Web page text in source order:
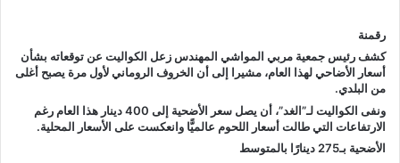
رقمنة
كشف رئيس جمعية مربي المواشي المهندس زعل الكواليت عن توقعاته بشأن
أسعار الأضاحي لهذا العام، مشيرا إلى أن الخروف الروماني لأول مرة يصبح أغلى
من البلدي.
ونفى الكواليت لـ”الغد”، أن يصل سعر الأضحية إلى 400 دينار هذا العام رغم
الارتفاعات التي طالت أسعار اللحوم عالميًّا وانعكست على الأسعار المحلية.
الأضحية بـ275 دينارًا بالمتوسط